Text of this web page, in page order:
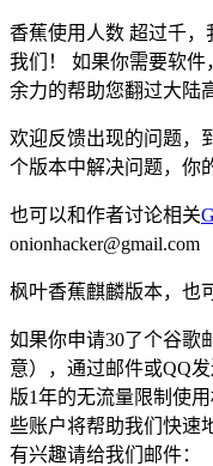
香蕉使用人数 超过千
我们！ 如果你需要软件
余力的帮助您翻过大陆
欢迎反馈出现的问题，
个版本中解决问题，你
也可以和作者讨论相关
onionhacker@gmail.com
枫叶香蕉麒麟版本，也
如果你申请30了个谷歌
意），通过邮件或QQ
版1年的无流量限制使
些账户将帮助我们快速
有兴趣请给我们邮件：